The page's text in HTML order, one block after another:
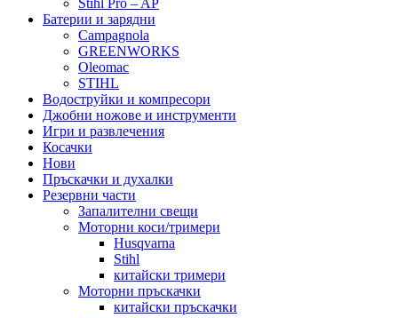
Stihl Pro – AP
Батерии и зарядни
Campagnola
GREENWORKS
Oleomac
STIHL
Водоструйки и компресори
Джобни ножове и инструменти
Игри и развлечения
Косачки
Нови
Пръскачки и духалки
Резервни части
Запалителни свещи
Моторни коси/тримери
Husqvarna
Stihl
китайски тримери
Моторни пръскачки
китайски пръскачки